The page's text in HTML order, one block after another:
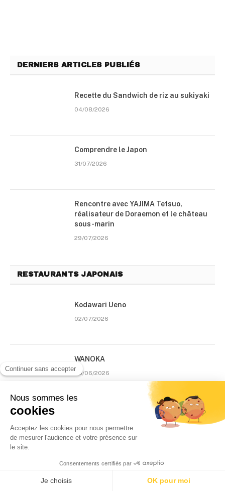
DERNIERS ARTICLES PUBLIÉS
Recette du Sandwich de riz au sukiyaki
04/08/2026
Comprendre le Japon
31/07/2026
Rencontre avec YAJIMA Tetsuo,
réalisateur de Doraemon et le château
sous-marin
29/07/2026
RESTAURANTS JAPONAIS
Kodawari Ueno
02/07/2026
WANOKA
05/06/2026
29/04/2026